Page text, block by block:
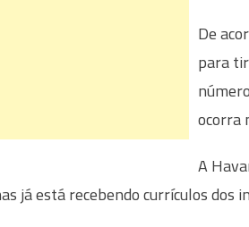
De
para
ocorra
A
já está recebendo currículos